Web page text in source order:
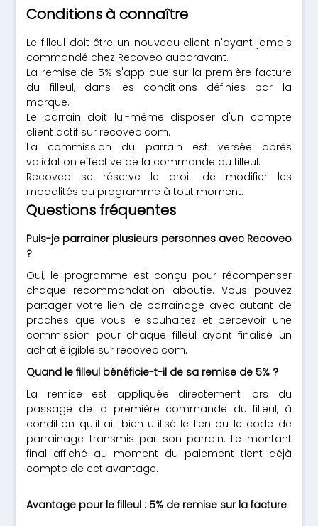
Conditions à connaître
Le filleul doit être un nouveau client n'ayant jamais
commandé chez Recoveo auparavant.
La remise de 5% s'applique sur la première facture
du filleul, dans les conditions définies par la
marque.
Le parrain doit lui-même disposer d'un compte
client actif sur recoveo.com.
La commission du parrain est versée après
validation effective de la commande du filleul.
Recoveo se réserve le droit de modifier les
modalités du programme à tout moment.
Questions fréquentes
Puis-je parrainer plusieurs personnes avec Recoveo
?
Oui, le programme est conçu pour récompenser
chaque recommandation aboutie. Vous pouvez
partager votre lien de parrainage avec autant de
proches que vous le souhaitez et percevoir une
commission pour chaque filleul ayant finalisé un
achat éligible sur recoveo.com.
Quand le filleul bénéficie-t-il de sa remise de 5% ?
La remise est appliquée directement lors du
passage de la première commande du filleul, à
condition qu'il ait bien utilisé le lien ou le code de
parrainage transmis par son parrain. Le montant
final affiché au moment du paiement tient déjà
compte de cet avantage.
Avantage pour le filleul : 5% de remise sur la facture